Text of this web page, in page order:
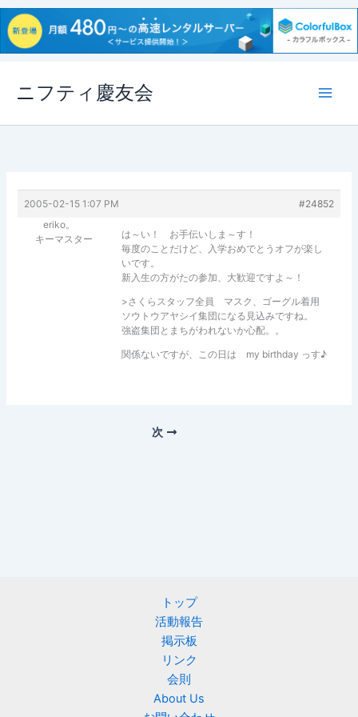
ス
ニフティ慶友会
2005-02-15 1:07 PM
#24852
eriko。
キーマスター
は～い！ お手伝いしま～す！
毎度のことだけど、入学おめでとうオフが楽し
いです。
新入生の方がたの参加、大歓迎ですよ～！
>さくらスタッフ全員 マスク、ゴーグル着用
ソウトウアヤシイ集団になる見込みですね。
強盗集団とまちがわれないか心配。。
関係ないですが、この日は my birthday っす♪
次
トップ
活動報告
掲示板
リンク
会則
About Us